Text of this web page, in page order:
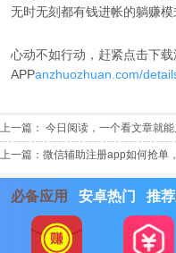
无时无刻都有钱进帐的躺赚模
心动不如行动，赶紧点击下
APPanzhuozhuan.com/
上一篇： 今日阅读，一个看文章就
上一篇： 微信辅助注册app如何抢单
必备应用 安卓热门 推